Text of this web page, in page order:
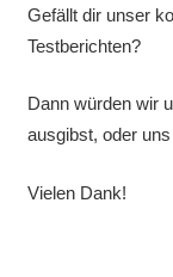
Gefällt dir unser
Testberichten?
Dann würden wir
ausgibst, oder
Vielen Dank!